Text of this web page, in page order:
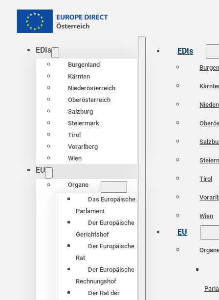
EDIs
Burgenland
Kärnten
Niederösterreich
Oberösterreich
Salzburg
Steiermark
Tirol
Vorarlberg
Wien
EU
Organe
Das Europäische
Parlament
Der Europäische
Gerichtshof
Der Europäische
Rat
Der Europäische
Rechnungshof
Der Rat der
EDIs
Tirol
Wien
EU